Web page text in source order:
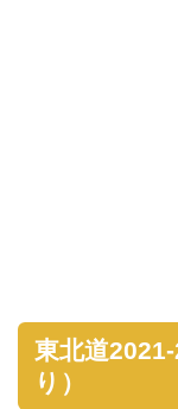
東北道
り）